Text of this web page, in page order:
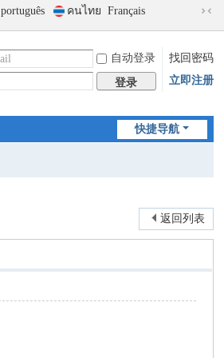
português คนไทย Français
到
版
自动登录
找回密码
登录 立即注册
快捷导航
返回列表